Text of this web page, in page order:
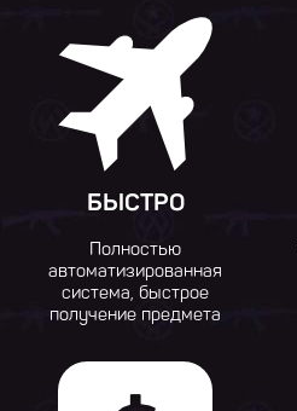
БЫСТРО
Полностью
автоматизированная
система, быстрое
получение предмета